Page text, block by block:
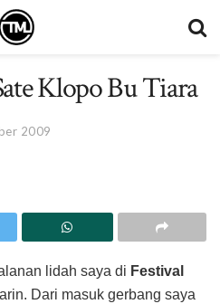
Klopo Bu Tiara
2009
lidah saya di Festival
Dari masuk gerbang saya